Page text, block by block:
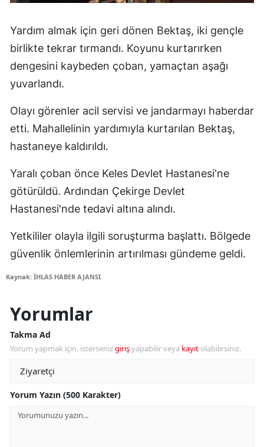
Yardım almak için geri dönen Bektaş, iki gençle
birlikte tekrar tırmandı. Koyunu kurtarırken
dengesini kaybeden çoban, yamaçtan aşağı
yuvarlandı.
Olayı görenler acil servisi ve jandarmayı haberdar
etti. Mahallelinin yardımıyla kurtarılan Bektaş,
hastaneye kaldırıldı.
Yaralı çoban önce Keles Devlet Hastanesi'ne
götürüldü. Ardından Çekirge Devlet
Hastanesi'nde tedavi altına alındı.
Yetkililer olayla ilgili soruşturma başlattı. Bölgede
güvenlik önlemlerinin artırılması gündeme geldi.
Kaynak: İHLAS HABER AJANSI
Yorumlar
Takma Ad
Yorum yapmak için, istersenizgirişyapabilir veya kayıt olabilirsiniz.
Yorum Yazın (500 Karakter)